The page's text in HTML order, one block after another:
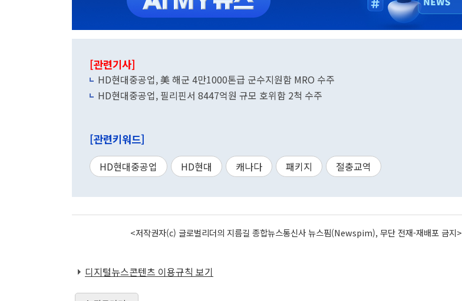
[관련기사]
HD현대중공업, 美 해군 4만1000톤급 군수지원함 MRO 수주
HD현대중공업, 필리핀서 8447억원 규모 호위함 2척 수주
[관련키워드]
HD현대중공업 HD현대 캐나다 패키지 절충교역
<저작권자(c) 글로벌리더의 지름길 종합뉴스통신사 뉴스핌(Newspim), 무단 전재-재배포 금지>
디지털뉴스콘텐츠 이용규칙 보기